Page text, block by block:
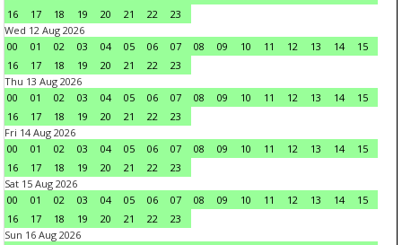
16
17 18 19 20 21 22
23
Wed 12 Aug 2026
00
01 02 03 04 05 06 07 08 09 10 11 12 13 14
15
16
17 18 19 20 21 22
23
Thu 13 Aug 2026
00
01 02 03 04 05 06 07 08 09 10 11 12 13 14
15
16
17 18 19 20 21 22
23
Fri 14 Aug 2026
00
01 02 03 04 05 06 07 08 09 10 11 12 13 14
15
16
17 18 19 20 21 22
23
Sat 15 Aug 2026
00
01 02 03 04 05 06 07 08 09 10 11 12 13 14
15
16
17 18 19 20 21 22
23
Sun 16 Aug 2026